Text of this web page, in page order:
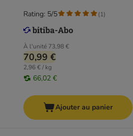
À l'unité 73,98 €
70,99 €
2,96 € / kg
66,02 €
Rating: 5/5 (1)
Ajouter au panier